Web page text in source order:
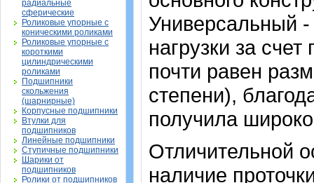
радиальные
сферические
Роликовые упорные с
коническими роликами
Роликовые упорные с
короткими
цилиндрическими
роликами
Подшипники
скольжения
(шарнирные)
Корпусные подшипники
Втулки для
подшипников
Линейные подшипники
Ступичные подшипники
Шарики от
подшипников
Ролики от подшипников
Универсальный
нагрузки за
почти равен
степени),
получила
Отличительной
наличие